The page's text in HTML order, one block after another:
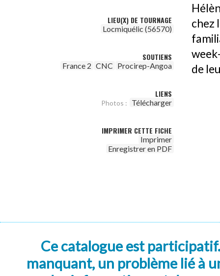
LIEU(X) DE TOURNAGE
Locmiquélic (56570)
SOUTIENS
France 2 CNC Procirep-Angoa
LIENS
Photos : Télécharger
IMPRIMER CETTE FICHE
Imprimer
Enregistrer en PDF
chez
de
Ce catalogue est
manquant, un problème lié à